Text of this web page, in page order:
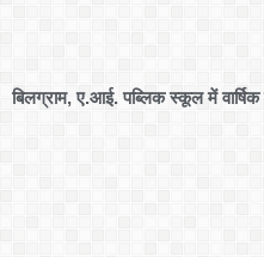
बिलग्राम, ए.आई. पब्लिक स्कूल में